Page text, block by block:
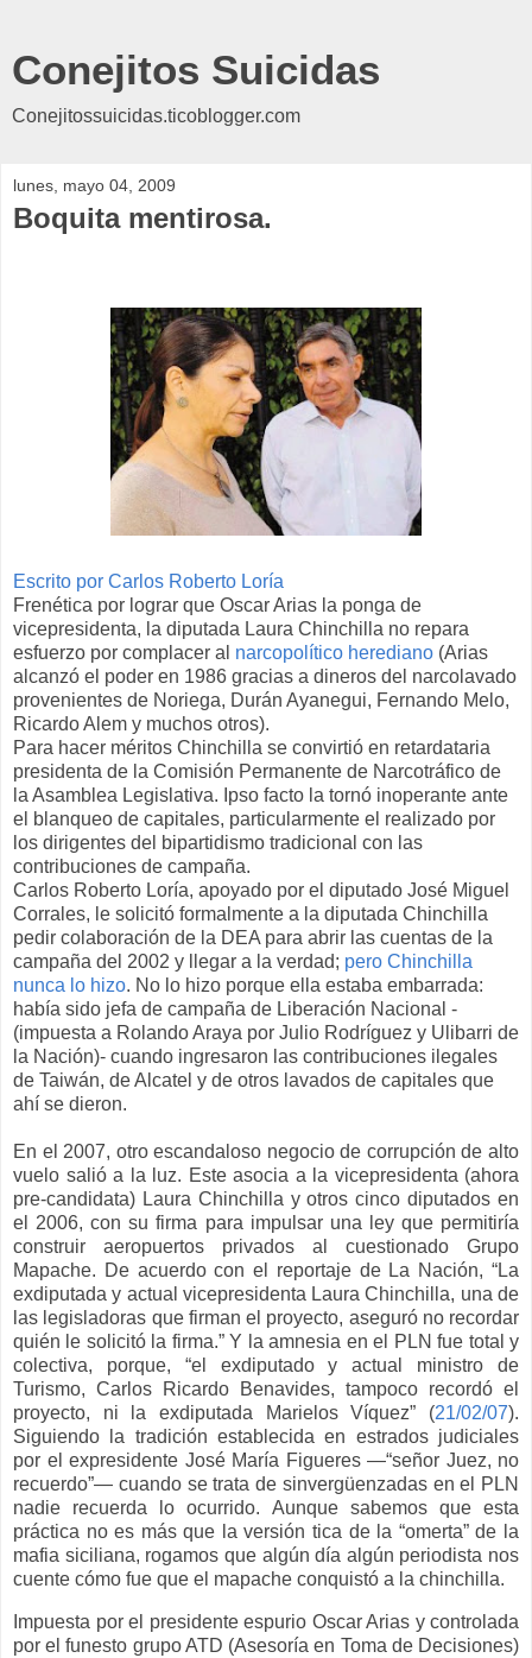
Conejitos Suicidas
Conejitossuicidas.ticoblogger.com
lunes, mayo 04, 2009
Boquita mentirosa.
Escrito por Carlos Roberto Loría
Frenética por lograr que Oscar Arias la ponga de
vicepresidenta, la diputada Laura Chinchilla no repara
esfuerzo por complacer al narcopolítico herediano (Arias
alcanzó el poder en 1986 gracias a dineros del narcolavado
provenientes de Noriega, Durán Ayanegui, Fernando Melo,
Ricardo Alem y muchos otros).
Para hacer méritos Chinchilla se convirtió en retardataria
presidenta de la Comisión Permanente de Narcotráfico de
la Asamblea Legislativa. Ipso facto la tornó inoperante ante
el blanqueo de capitales, particularmente el realizado por
los dirigentes del bipartidismo tradicional con las
contribuciones de campaña.
Carlos Roberto Loría, apoyado por el diputado José Miguel
Corrales, le solicitó formalmente a la diputada Chinchilla
pedir colaboración de la DEA para abrir las cuentas de la
campaña del 2002 y llegar a la verdad; pero Chinchilla
nunca lo hizo. No lo hizo porque ella estaba embarrada:
había sido jefa de campaña de Liberación Nacional -
(impuesta a Rolando Araya por Julio Rodríguez y Ulibarri de
la Nación)- cuando ingresaron las contribuciones ilegales
de Taiwán, de Alcatel y de otros lavados de capitales que
ahí se dieron.
En el 2007, otro escandaloso negocio de corrupción de alto
vuelo salió a la luz. Este asocia a la vicepresidenta (ahora
pre-candidata) Laura Chinchilla y otros cinco diputados en
el 2006, con su firma para impulsar una ley que permitiría
construir aeropuertos privados al cuestionado Grupo
Mapache. De acuerdo con el reportaje de La Nación, “La
exdiputada y actual vicepresidenta Laura Chinchilla, una de
las legisladoras que firman el proyecto, aseguró no recordar
quién le solicitó la firma.” Y la amnesia en el PLN fue total y
colectiva, porque, “el exdiputado y actual ministro de
Turismo, Carlos Ricardo Benavides, tampoco recordó el
proyecto, ni la exdiputada Marielos Víquez” (21/02/07).
Siguiendo la tradición establecida en estrados judiciales
por el expresidente José María Figueres —“señor Juez, no
recuerdo”— cuando se trata de sinvergüenzadas en el PLN
nadie recuerda lo ocurrido. Aunque sabemos que esta
práctica no es más que la versión tica de la “omerta” de la
mafia siciliana, rogamos que algún día algún periodista nos
cuente cómo fue que el mapache conquistó a la chinchilla.
Impuesta por el presidente espurio Oscar Arias y controlada
por el funesto grupo ATD (Asesoría en Toma de Decisiones)